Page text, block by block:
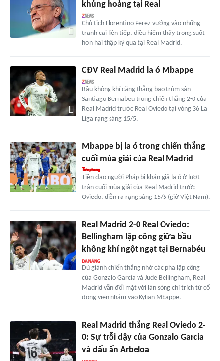
khủng hoảng tại Real
Chủ tịch Florentino Perez vướng vào những
tranh cãi liên tiếp, điều hiếm thấy trong suốt
hơn hai thập kỷ qua tại Real Madrid.
CĐV Real Madrid la ó Mbappe
Bầu không khí căng thẳng bao trùm sân
Santiago Bernabeu trong chiến thắng 2-0 của
Real Madrid trước Real Oviedo tại vòng 36 La
Liga rạng sáng 15/5.
Mbappe bị la ó trong chiến thắng
cuối mùa giải của Real Madrid
Tiền đạo người Pháp bị khán giả la ó ở lượt
trận cuối mùa giải của Real Madrid trước
Oviedo, diễn ra rạng sáng 15/5 (giờ Việt Nam).
Real Madrid 2-0 Real Oviedo:
Bellingham lập công giữa bầu
không khí ngột ngạt tại Bernabéu
Dù giành chiến thắng nhờ các pha lập công
của Gonzalo Garcia và Jude Bellingham, Real
Madrid vẫn đối mặt với làn sóng chỉ trích từ cổ
động viên nhắm vào Kylian Mbappe.
Real Madrid thắng Real Oviedo 2-
0: Sự trỗi dậy của Gonzalo Garcia
và dấu ấn Arbeloa